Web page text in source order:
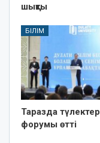
шықты
БІЛІМ
Таразда түлектер
форумы өтті